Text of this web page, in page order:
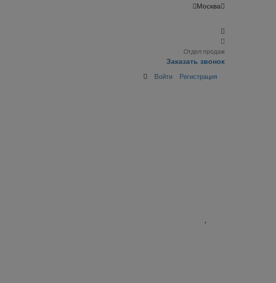
Москва
Отдел продаж
Заказать звонок
Войти Регистрация